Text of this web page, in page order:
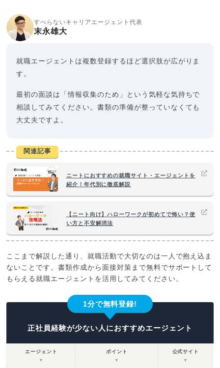
すべらないキャリアエージェント代表
末永雄大
就職エージェントは複数登録するほど選択肢が広がりま
す。
最初の面談は「情報収集のため」という気軽な気持ちで
相談してみてください。書類の準備が整っていなくても
大丈夫ですよ。
関連記事
ニートにおすすめの就職サイト・エージェントを
紹介！年代別に徹底解説
【ニート向け】ハローワークが初めてで怖い？使
い方と不安解消法
ここまで解説した通り、就職活動で大切なのは一人で抱え込ま
ないことです。書類作成から面接対策まで無料でサポートして
もらえる就職エージェントを活用してみてください。
1分で無料登録!
正社員経験が少ない人におすすめエージェント
エージェント
▼
ポイント
▼
公式サイト
▼